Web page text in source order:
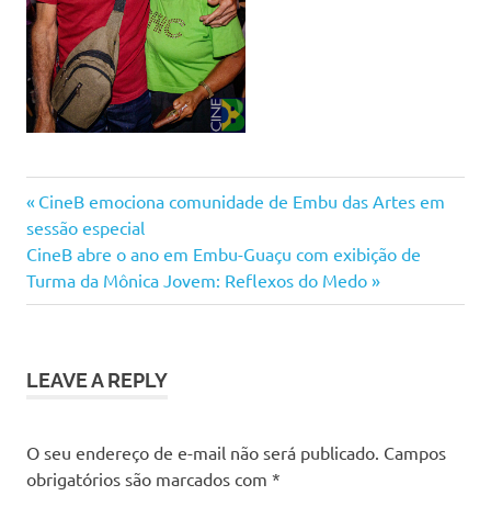
Navegação
de
Post
Previous
Post:
CineB emociona comunidade de Embu das Artes em
sessão especial
Next
Post:
CineB abre o ano em Embu-Guaçu com exibição de
Turma da Mônica Jovem: Reflexos do Medo
LEAVE A REPLY
O seu endereço de e-mail não será publicado. Campos
obrigatórios são marcados com *